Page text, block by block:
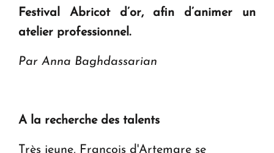
Festival Abricot d’or, afin d’animer un
atelier professionnel.
Par Anna Baghdassarian
A la recherche des talents
Très jeune, François d'Artemare se